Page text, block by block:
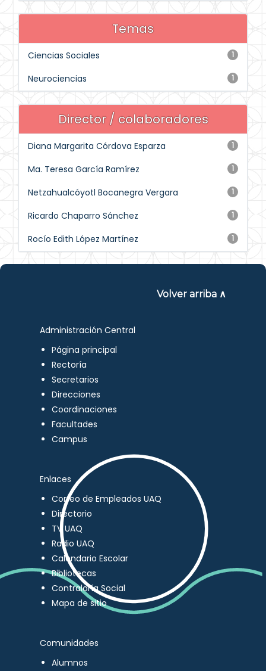
Temas
1
Ciencias Sociales
1
Neurociencias
Director / colaboradores
1
Diana Margarita Córdova Esparza
1
Ma. Teresa García Ramírez
1
Netzahualcóyotl Bocanegra Vergara
1
Ricardo Chaparro Sánchez
1
Rocío Edith López Martínez
Volver arriba ∧
Administración Central
Página principal
Rectoría
Secretarios
Direcciones
Coordinaciones
Facultades
Campus
Enlaces
Correo de Empleados UAQ
Directorio
TV UAQ
Radio UAQ
Calendario Escolar
Bibliotecas
Contraloría Social
Mapa de sitio
Comunidades
Alumnos